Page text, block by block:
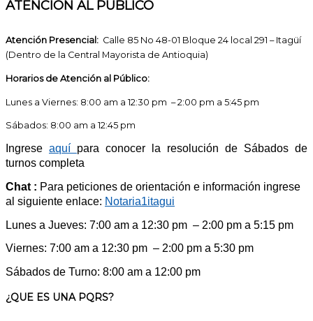
ATENCIÓN AL PÚBLICO
Atención Presencial: Calle 85 No 48-01 Bloque 24 local 291 – Itagüí
(Dentro de la Central Mayorista de Antioquia)
Horarios de Atención al Público:
Lunes a Viernes: 8:00 am a 12:30 pm – 2:00 pm a 5:45 pm
Sábados: 8:00 am a 12:45 pm
Ingrese aquí para conocer la resolución de Sábados de
turnos completa
Chat : Para peticiones de orientación e información ingrese
al siguiente enlace: Notaria1itagui
Lunes a Jueves: 7:00 am a 12:30 pm – 2:00 pm a 5:15 pm
Viernes: 7:00 am a 12:30 pm – 2:00 pm a 5:30 pm
Sábados de Turno: 8:00 am a 12:00 pm
¿QUE ES UNA PQRS?